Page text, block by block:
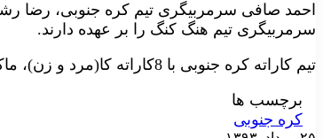
احمد صافی سرمربیگری تیم کره جنوبی، رضا
سرمربیگری تیم هنگ کنگ را بر عهده دارند.
تیم کاراته کره جنوبی با 8کاراته کا(مرد و زن)، ماکائو با5 کاراته کا و هنگ کنگ با ۱۱ کاراته کا به ایران آمده اند.
برچسب ها
کره جنوبی